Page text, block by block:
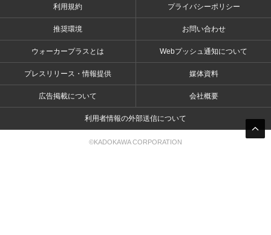
利用規約 プライバシーポリシー
推奨環境 お問い合わせ
ウォーカープラスとは Webプッシュ通知について
プレスリリース・情報提供 媒体資料
広告掲載について 会社概要
利用者情報の外部送信について
©KADOKAWA CORPORATION